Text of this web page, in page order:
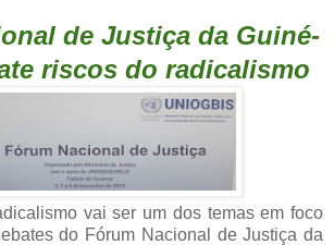
de Justiça da Guiné-
riscos do radicalismo
vai ser um dos temas em foco
do Fórum Nacional de Justiça da